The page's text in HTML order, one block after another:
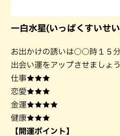
一白水星(いっぱくすいせ
お出かけの誘いは○○時１５分
出会い運をアップさせましょう
仕事★★★
恋愛★★★
金運★★★★
健康★★★
【開運ポイント】